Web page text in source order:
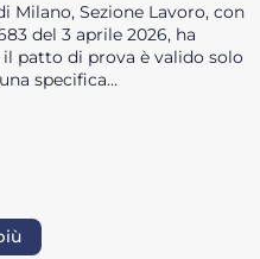
Milano, Sezione Lavoro, con
del 3 aprile 2026, ha
patto di prova è valido solo
specifica…